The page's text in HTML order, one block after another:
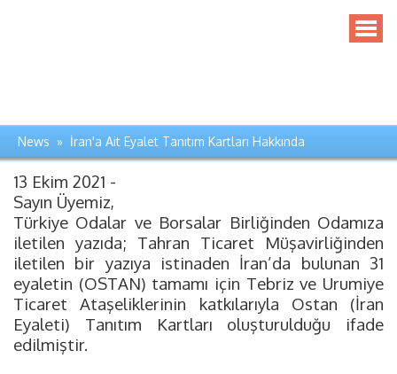
News » İran'a Ait Eyalet Tanıtım Kartları Hakkında
13 Ekim 2021 -
Sayın Üyemiz,
Türkiye Odalar ve Borsalar Birliğinden Odamıza
iletilen yazıda; Tahran Ticaret Müşavirliğinden
iletilen bir yazıya istinaden İran’da bulunan 31
eyaletin (OSTAN) tamamı için Tebriz ve Urumiye
Ticaret Ataşeliklerinin katkılarıyla Ostan (İran
Eyaleti) Tanıtım Kartları oluşturulduğu ifade
edilmiştir.